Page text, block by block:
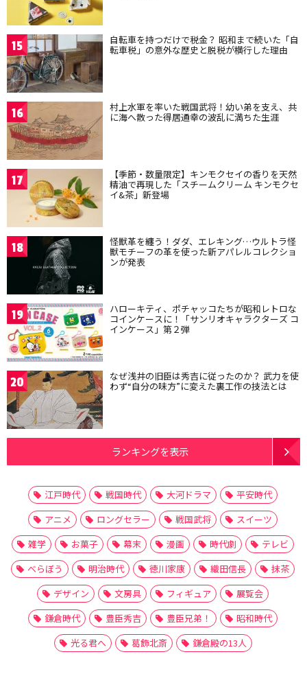
15 自転車を持つだけで税金？ 昭和まで続いた「自
転車税」の意外な歴史と脱税が横行した理由
16 村上水軍を率いた戦国武将！幼い弟を支え、共
に海へ散った得居通幸の波乱に満ちた生涯
17 【季節・数量限定】キンモクセイの香りを天然
精油で再現した「スチームクリーム キンモクセ
イ&茶」新登場
18 怪獣革を纏う！ダダ、エレキング…ウルトラ怪
獣モチーフの革を使った新アパレルコレクショ
ンが発表
19 ハローキティ、ポチャッコたちが昭和レトロな
コインケースに！「サンリオキャラクターズ コ
インケース」第２弾
20 なぜ浅井の旧臣は秀吉に従ったのか？ 武力を使
わず“自分の味方”に変えた裏工作の技法とは
ランキングを表示
江戸時代 戦国時代 大河ドラマ
平安時代
アニメ
ロングセラー 戦国武将
スイーツ
雑学
お菓子 幕末 漫画 時代劇
テレビ
べらぼう
明治時代 徳川家康 織田信長
抹茶
デザイン
文房具 フィギュア
展覧会
鎌倉時代
豊臣秀吉 豊臣兄弟！
昭和時代
光る君へ
葛飾北斎 鎌倉殿の13人